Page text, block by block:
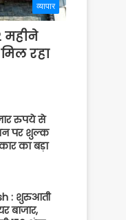
व्यापार
महीने
रहा
रुपये से
पर शुल्क
का बड़ा
: शुरुआती
बाजार,